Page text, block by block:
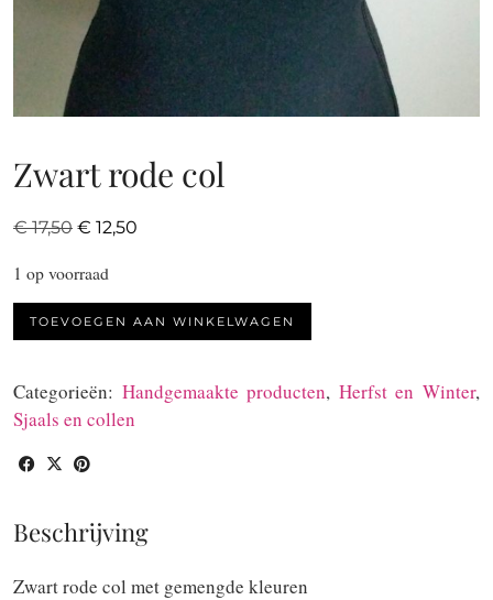
Zwart rode col
€17,50 Oorspronkelijke
was:
€ 17,50.
€ 12,50
€ 12,50.
1 op voorraad
Zwart
rode
aantal
TOEVOEGEN AAN WINKELWAGEN
Categorieën: Handgemaakte producten, Herfst en Winter,
Sjaals en collen
Beschrijving
Zwart rode col met gemengde kleuren